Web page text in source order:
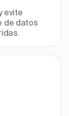
evite
de datos